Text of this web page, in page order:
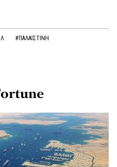
#ΠΑΛΑΙΣΤΙΝΗ